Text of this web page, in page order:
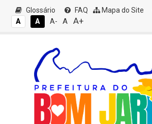
Glossário FAQ Mapa do Site
A
A A- A A+